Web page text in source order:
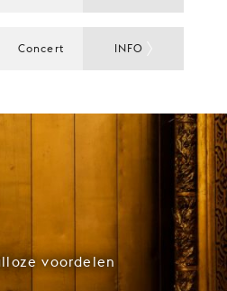
Concert INFO
voordelen